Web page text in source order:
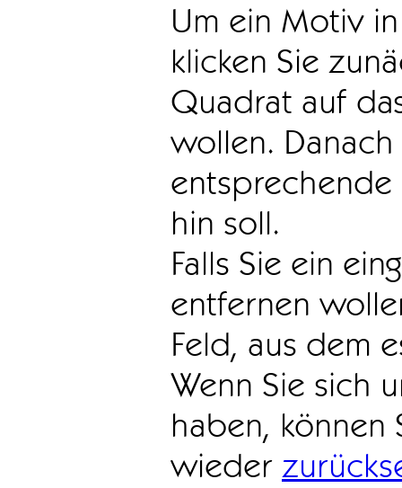
Um ein Motiv
klicken Sie
Quadrat auf
wollen.
hin soll.
Falls Sie ein
entfernen
Feld, aus dem
Wenn Sie sich
haben, können
wieder